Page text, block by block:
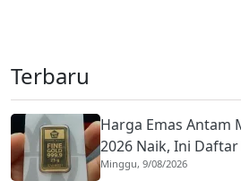
Terbaru
Harga Emas Antam
2026 Naik, Ini
Minggu, 9/08/2026